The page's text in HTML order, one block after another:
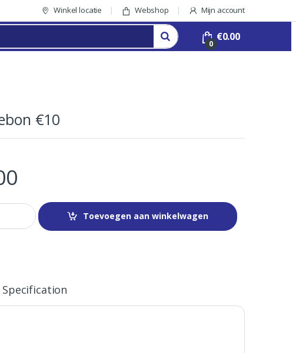
Winkel locatie Webshop Mijn account
0
€0.00
€10
Toevoegen aan winkelwagen
Specification